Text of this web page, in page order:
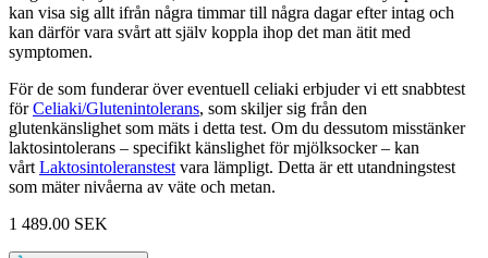
kan visa sig allt ifrån några timmar till några dagar efter intag och
kan därför vara svårt att själv koppla ihop det man ätit med
symptomen.
För de som funderar över eventuell celiaki erbjuder vi ett snabbtest
för Celiaki/Glutenintolerans, som skiljer sig från den
glutenkänslighet som mäts i detta test. Om du dessutom misstänker
laktosintolerans – specifikt känslighet för mjölksocker – kan
vårt Laktosintoleranstest vara lämpligt. Detta är ett utandningstest
som mäter nivåerna av väte och metan.
1 489.00 SEK